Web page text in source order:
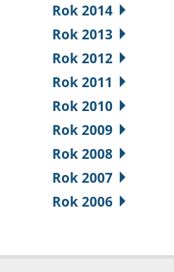
Rok 2014
Rok 2013
Rok 2012
Rok 2011
Rok 2010
Rok 2009
Rok 2008
Rok 2007
Rok 2006